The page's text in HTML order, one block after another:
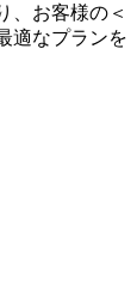
、お客様の＜
適なプランを